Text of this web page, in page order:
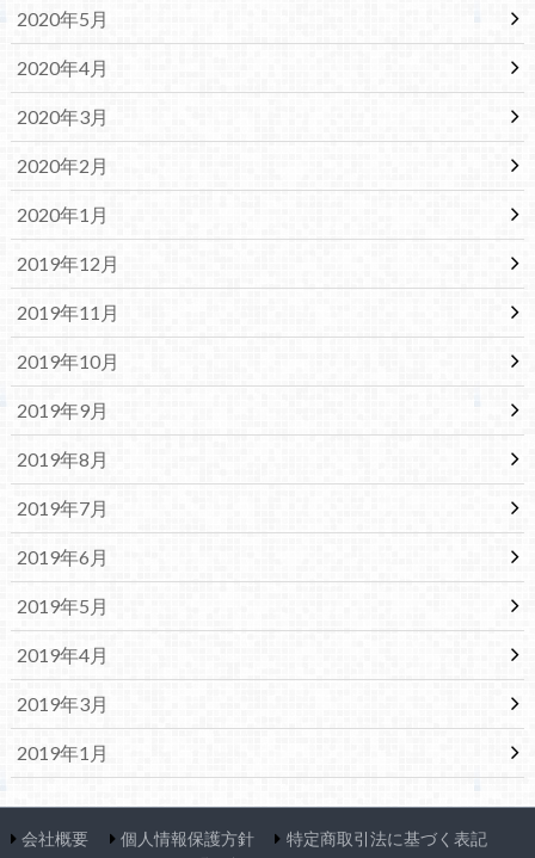
2020年5月
2020年4月
2020年3月
2020年2月
2020年1月
2019年12月
2019年11月
2019年10月
2019年9月
2019年8月
2019年7月
2019年6月
2019年5月
2019年4月
2019年3月
2019年1月
会社概要 個人情報保護方針
特定商取引法に基づく表記